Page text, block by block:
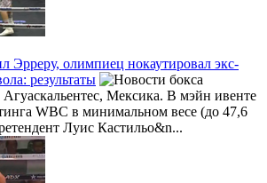
Эрреру, олимпиец нокаутировал экс-
результаты
Агуаскальентес, Мексика. В мэйн ивенте
WBC в минимальном весе (до 47,6
Луис Кастильо&n...